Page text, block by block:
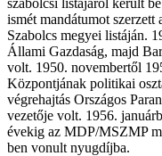
ismét mandátumot
Szabolcs megyei listáján.
Állami Gazdaság, majd
volt. 1950. novembertől
Központjának politikai
végrehajtás Országos
vezetője volt. 1956.
évekig az MDP/MSZMP
ben vonult nyugdíjba.